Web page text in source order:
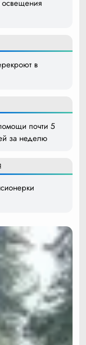
освещения
в
почти 5
за неделю